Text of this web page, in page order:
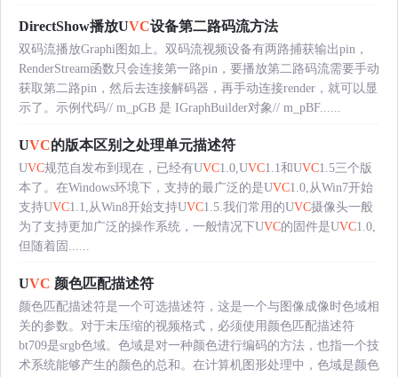
DirectShow播放UVC设备第二路码流方法
双码流播放Graphi图如上。双码流视频设备有两路捕获输出pin，
RenderStream函数只会连接第一路pin，要播放第二路码流需要手动
获取第二路pin，然后去连接解码器，再手动连接render，就可以显
示了。示例代码// m_pGB 是 IGraphBuilder对象// m_pBF......
UVC的版本区别之处理单元描述符
UVC规范自发布到现在，已经有UVC1.0,UVC1.1和UVC1.5三个版
本了。在Windows环境下，支持的最广泛的是UVC1.0,从Win7开始
支持UVC1.1,从Win8开始支持UVC1.5.我们常用的UVC摄像头一般
为了支持更加广泛的操作系统，一般情况下UVC的固件是UVC1.0,
但随着固......
UVC 颜色匹配描述符
颜色匹配描述符是一个可选描述符，这是一个与图像成像时色域相
关的参数。对于未压缩的视频格式，必须使用颜色匹配描述符
bt709是srgb色域。色域是对一种颜色进行编码的方法，也指一个技
术系统能够产生的颜色的总和。在计算机图形处理中，色域是颜色